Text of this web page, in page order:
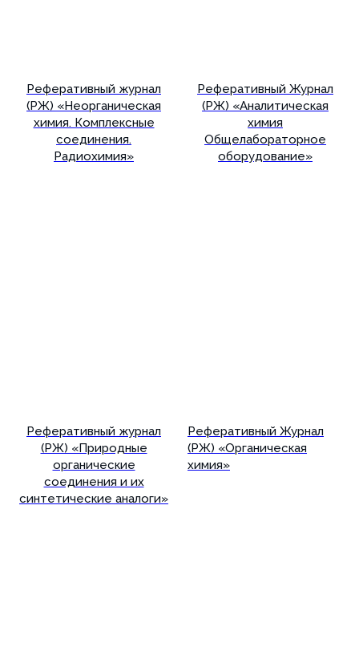
Реферативный журнал
(РЖ) «Неорганическая
химия. Комплексные
соединения.
Радиохимия»
Реферативный Журнал
(РЖ) «Аналитическая
химия
Общелабораторное
оборудование»
Реферативный журнал
(РЖ) «Природные
органические
соединения и их
синтетические аналоги»
Реферативный Журнал
(РЖ) «Органическая
химия»